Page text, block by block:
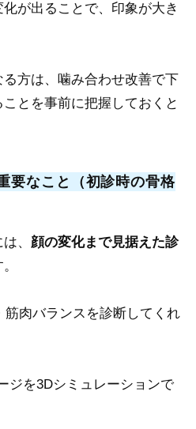
が出ることで、印象が大き
方は、噛み合わせ改善で下
とを事前に把握しておくと
要なこと（初診時の骨格
、 顔の変化まで見据えた診
肉バランスを診断してくれ
を3Dシミュレーションで